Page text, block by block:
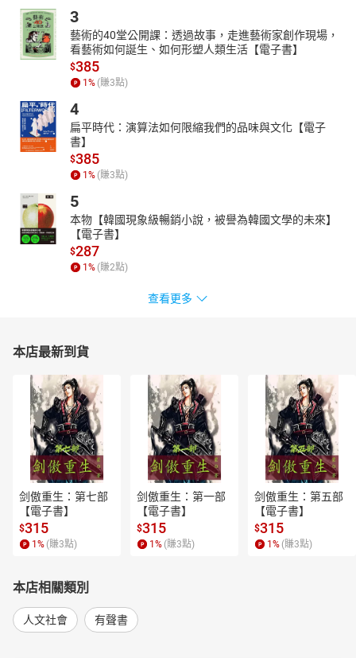
我就發瘋！
這人名叫楊凝式，出身在烜赫的頂級望族，代代出狀元、宰相，
這樣一位前途無量的才俊公子，每逢升官、身負重任、萬眾矚目時
卻總是「瘋病」發作？
也許他的內心獨白是：我不在意別人說我是瘋子，當瘋子比活在這
個世上輕鬆！
【本書特色】：
歷史由勝利者來書寫，那麼那些失敗者呢？身先士卒的義士呢？平
凡的販夫走卒呢？被世俗長期忽視的女性呢？不同立場就會解讀出
不同的歷史，本書不談那些青史留名的英雄人物，而是著重敘寫這
些「配角們」的故事，透過不同的視角來切入歷史，看看有別於勝
利者的歌功頌德之外，也許是更貼近真實、擁有別樣浪漫情懷的
「無名史」！
3
藝術的40堂公開課：透過故事，走進藝術家創作現場，
看藝術如何誕生、如何形塑人類生活【電子書】
$385
1 % (賺3點)
4
扁平時代：演算法如何限縮我們的品味與文化【電子
書】
$385
1 % (賺3點)
5
本物【韓國現象級暢銷小說，被譽為韓國文學的未來】
【電子書】
$287
1 % (賺2點)
查看更多
本店最新到貨
剑傲重生：第七部
【電子書】
$315
1 % (賺3點)
剑傲重生：第一部
【電子書】
$315
1 % (賺3點)
剑傲重生：第五部
【電子書】
$315
1 % (賺3點)
本店相關類別
人文社會 有聲書